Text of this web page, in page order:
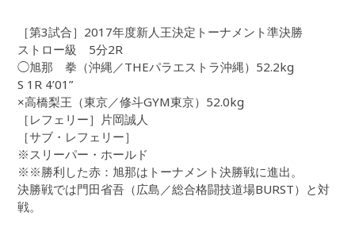
［第3試合］2017年度新人王決定トーナメント準決勝
ストロー級 5分2R
◯旭那 拳（沖縄／THEパラエストラ沖縄）52.2kg
S 1R 4’01”
×高橋梨王（東京／修斗GYM東京）52.0kg
［レフェリー］片岡誠人
［サブ・レフェリー］
※スリーパー・ホールド
※※勝利した赤：旭那はトーナメント決勝戦に進出。
決勝戦では門田省吾（広島／総合格闘技道場BURST）と対
戦。